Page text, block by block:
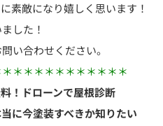
素敵になり嬉しく思います！
した！
い合わせください。
＊＊＊＊＊＊＊＊＊＊＊
！ドローンで屋根診断
に今塗装すべきか知りたい